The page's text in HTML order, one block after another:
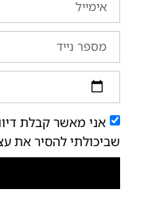
אני מאשר קבלת
שביכולתי להסיר את